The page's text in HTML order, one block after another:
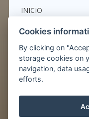
INICIO
OFERTAS
SERVICIOS
RESTAURANTE
PRAGA
CONTACTO
Cookies
By clicking on
storage cookies on
navigation, data
efforts.